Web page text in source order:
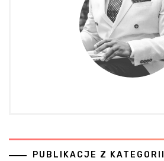
PUBLIKACJE Z KATEGORII